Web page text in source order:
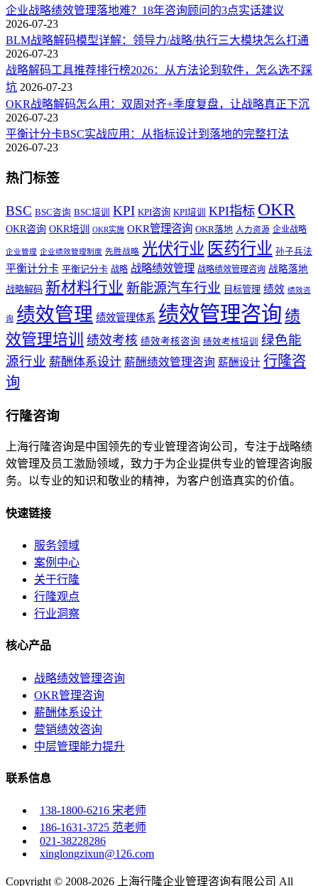
企业战略绩效管理落地难？18年咨询顾问的3点实话建议
2026-07-23
BLM战略解码模型详解：领导力/战略/执行三大模块怎么打通
2026-07-23
战略解码工具推荐排行榜2026：从方法论到软件，怎么选不踩
坑 2026-07-23
OKR战略解码怎么用：双周对齐+季度复盘，让战略真正下沉
2026-07-23
平衡计分卡BSC实战应用：从指标设计到落地的完整打法
2026-07-23
热门标签
BSC BSC咨询 BSC培训 KPI KPI咨询 KPI培训 KPI指标 OKR
OKR咨询 OKR培训 OKR实施 OKR管理咨询 OKR落地 人力资源 企业战略
企业管理 企业绩效管理制度 先胜战略 光伏行业 医药行业 孙子兵法
平衡计分卡 平衡记分卡 战略 战略绩效管理 战略绩效管理咨询 战略落地
战略解码 新材料行业 新能源汽车行业 目标管理 绩效 绩效咨
询 绩效管理 绩效管理体系 绩效管理咨询 绩
效管理培训 绩效考核 绩效考核咨询 绩效考核培训
绿色能
源行业 薪酬体系设计 薪酬绩效管理咨询 薪酬设计 行隆咨
询
行隆咨询
上海行隆咨询是中国领先的专业管理咨询公司，专注于战略绩
效管理及员工激励领域，致力于为企业提供专业的管理咨询服
务。以专业的知识和敬业的精神，为客户创造真实的价值。
快速链接
服务领域
案例中心
关于行隆
行隆观点
行业洞察
核心产品
战略绩效管理咨询
OKR管理咨询
薪酬体系设计
营销绩效咨询
中层管理能力提升
联系信息
138-1800-6216 宋老师
186-1631-3725 范老师
021-38228286
xinglongzixun@126.com
Copyright © 2008-2026 上海行隆企业管理咨询有限公司 All